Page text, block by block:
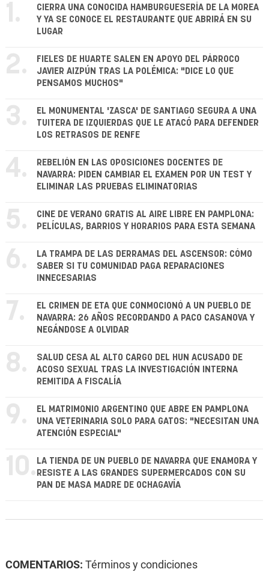
1.
CIERRA UNA CONOCIDA HAMBURGUESERÍA DE LA MOREA
Y YA SE CONOCE EL RESTAURANTE QUE ABRIRÁ EN SU
LUGAR
2.
FIELES DE HUARTE SALEN EN APOYO DEL PÁRROCO
JAVIER AIZPÚN TRAS LA POLÉMICA: "DICE LO QUE
PENSAMOS MUCHOS"
3.
EL MONUMENTAL 'ZASCA' DE SANTIAGO SEGURA A UNA
TUITERA DE IZQUIERDAS QUE LE ATACÓ PARA DEFENDER
LOS RETRASOS DE RENFE
4.
REBELIÓN EN LAS OPOSICIONES DOCENTES DE
NAVARRA: PIDEN CAMBIAR EL EXAMEN POR UN TEST Y
ELIMINAR LAS PRUEBAS ELIMINATORIAS
5.
CINE DE VERANO GRATIS AL AIRE LIBRE EN PAMPLONA:
PELÍCULAS, BARRIOS Y HORARIOS PARA ESTA SEMANA
6.
LA TRAMPA DE LAS DERRAMAS DEL ASCENSOR: CÓMO
SABER SI TU COMUNIDAD PAGA REPARACIONES
INNECESARIAS
7.
EL CRIMEN DE ETA QUE CONMOCIONÓ A UN PUEBLO DE
NAVARRA: 26 AÑOS RECORDANDO A PACO CASANOVA Y
NEGÁNDOSE A OLVIDAR
8.
SALUD CESA AL ALTO CARGO DEL HUN ACUSADO DE
ACOSO SEXUAL TRAS LA INVESTIGACIÓN INTERNA
REMITIDA A FISCALÍA
9.
EL MATRIMONIO ARGENTINO QUE ABRE EN PAMPLONA
UNA VETERINARIA SOLO PARA GATOS: "NECESITAN UNA
ATENCIÓN ESPECIAL"
10. LA TIENDA DE UN PUEBLO DE NAVARRA QUE ENAMORA Y
RESISTE A LAS GRANDES SUPERMERCADOS CON SU
PAN DE MASA MADRE DE OCHAGAVÍA
COMENTARIOS: Términos y condiciones